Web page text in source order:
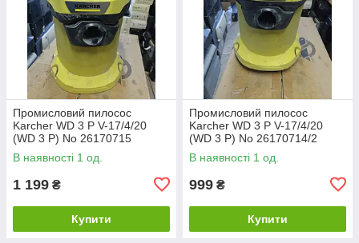
Промисловий пилосос
Karcher WD 3 P V-17/4/20
(WD 3 P) No 26170715
В наявності 1 од.
1 199 ₴
Купити
Промисловий пилосос
Karcher WD 3 P V-17/4/20
(WD 3 P) No 26170714/2
В наявності 1 од.
999 ₴
Купити